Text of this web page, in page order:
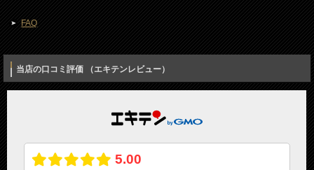
FAQ
当店の口コミ評価 （エキテンレビュー）